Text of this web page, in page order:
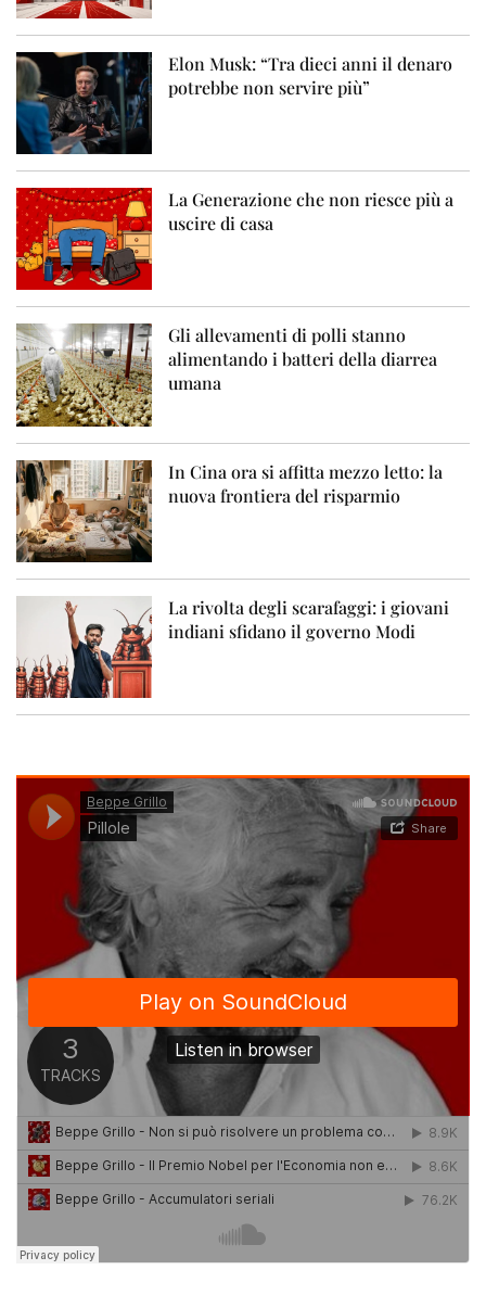
Elon Musk: “Tra dieci anni il denaro
potrebbe non servire più”
La Generazione che non riesce più a
uscire di casa
Gli allevamenti di polli stanno
alimentando i batteri della diarrea
umana
In Cina ora si affitta mezzo letto: la
nuova frontiera del risparmio
La rivolta degli scarafaggi: i giovani
indiani sfidano il governo Modi